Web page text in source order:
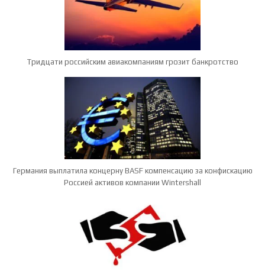
Тридцати российским авиакомпаниям грозит банкротство
Германия выплатила концерну BASF компенсацию за конфискацию
Россией активов компании Wintershall